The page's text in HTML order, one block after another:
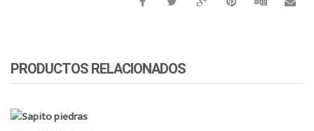
PRODUCTOS RELACIONADOS